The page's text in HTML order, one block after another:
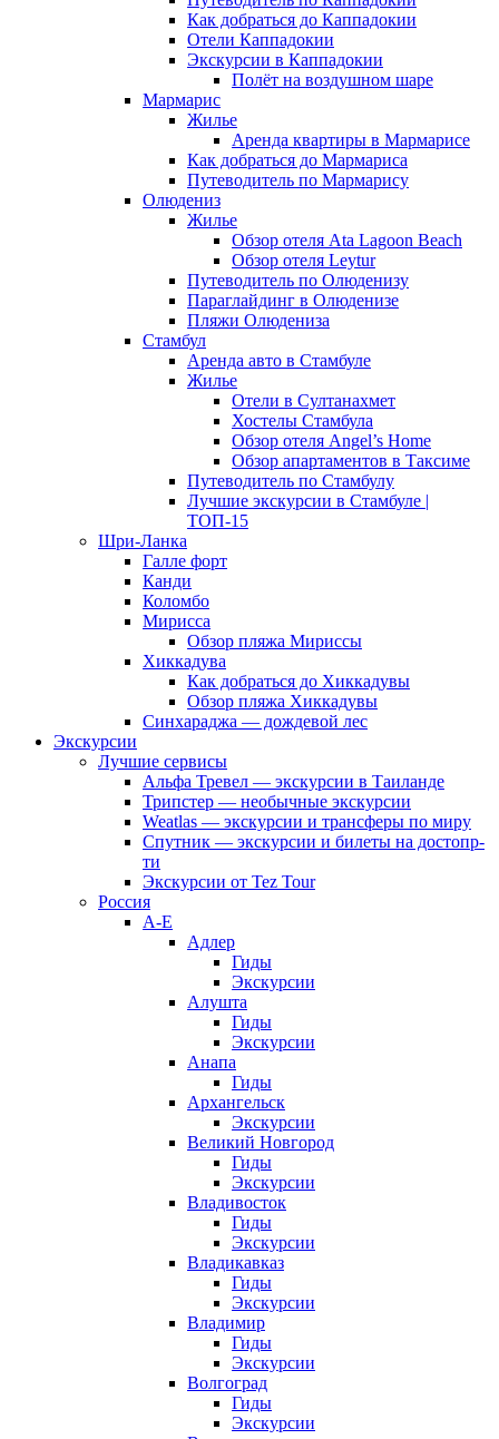
Как добраться до Каппадокии
Отели Каппадокии
Экскурсии в Каппадокии
Полёт на воздушном шаре
Мармарис
Жилье
Аренда квартиры в Мармарисе
Как добраться до Мармариса
Путеводитель по Мармарису
Олюдениз
Жилье
Обзор отеля Ata Lagoon Beach
Обзор отеля Leytur
Путеводитель по Олюденизу
Параглайдинг в Олюденизе
Пляжи Олюдениза
Стамбул
Аренда авто в Стамбуле
Жилье
Отели в Султанахмет
Хостелы Стамбула
Обзор отеля Angel’s Home
Обзор апартаментов в Таксиме
Путеводитель по Стамбулу
Лучшие экскурсии в Стамбуле |
ТОП-15
Шри-Ланка
Галле форт
Канди
Коломбо
Мирисса
Обзор пляжа Мириссы
Хиккадува
Как добраться до Хиккадувы
Обзор пляжа Хиккадувы
Синхараджа — дождевой лес
Экскурсии
Лучшие сервисы
Альфа Тревел — экскурсии в Таиланде
Трипстер — необычные экскурсии
Weatlas — экскурсии и трансферы по миру
Спутник — экскурсии и билеты на достопр-
ти
Экскурсии от Tez Tour
Россия
А-Е
Адлер
Гиды
Экскурсии
Алушта
Гиды
Экскурсии
Анапа
Гиды
Архангельск
Экскурсии
Великий Новгород
Гиды
Экскурсии
Владивосток
Гиды
Экскурсии
Владикавказ
Гиды
Экскурсии
Владимир
Гиды
Экскурсии
Волгоград
Гиды
Экскурсии